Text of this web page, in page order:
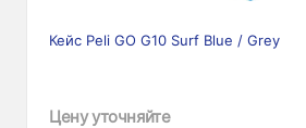
Кейс Peli GO G10 Surf Blue / Grey
Цену уточняйте